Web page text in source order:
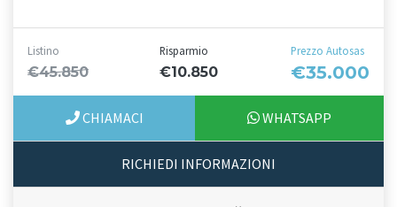
Listino
€45.850
Risparmio
€10.850
Prezzo Autosas
€35.000
CHIAMACI WHATSAPP
RICHIEDI INFORMAZIONI